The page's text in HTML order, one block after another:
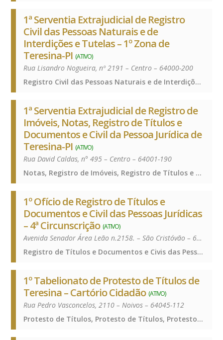
1ª Serventia Extrajudicial de Registro
Civil das Pessoas Naturais e de
Interdições e Tutelas – 1º Zona de
Teresina-PI (ATIVO)
Rua Lisandro Nogueira, nº 2191 – Centro – 64000-200
Registro Civil das Pessoas Naturais e de Interdições e Tutelas, Registro Civil das Pessoas Naturais e de Interdições e Tutelas, Registro Civil das Pessoas Naturais e de Interdições e Tutelas
1ª Serventia Extrajudicial de Registro de
Imóveis, Notas, Registro de Títulos e
Documentos e Civil da Pessoa Jurídica de
Teresina-PI (ATIVO)
Rua David Caldas, n° 495 – Centro – 64001-190
Notas, Registro de Imóveis, Registro de Títulos e Documentos e Civis das Pessoas Jurídicas, Notas, Registro de Imóveis, Registro de Títulos e Documentos e Civis das Pessoas Jurídicas, Notas, Registro de Imóveis, Registro de Títulos e Documentos e Civis das Pessoas Jurídicas
1º Ofício de Registro de Títulos e
Documentos e Civil das Pessoas Jurídicas
– 4ª Circunscrição (ATIVO)
Avenida Senador Área Leão n.2158. – São Cristóvão – 64051-090
Registro de Títulos e Documentos e Civis das Pessoas Jurídicas, Registro de Títulos e Documentos e Civis das Pessoas Jurídicas, Registro de Títulos e Documentos e Civis das Pessoas Jurídicas
1º Tabelionato de Protesto de Títulos de
Teresina – Cartório Cidadão (ATIVO)
Rua Pedro Vasconcelos, 2110 – Noivos – 64045-112
Protesto de Títulos, Protesto de Títulos, Protesto de Títulos